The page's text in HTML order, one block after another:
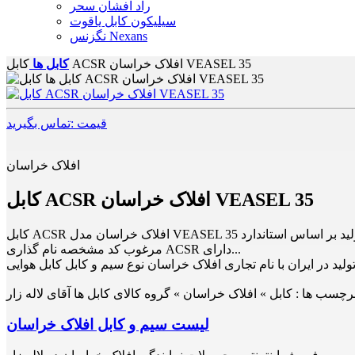
راد افشان سحر
سیلیکون کابل یاقوت
نگزنس Nexans
کابل ها کابل ACSR افلاک خراسان VEASEL 35
قیمت :تماس بگیرید
افلاک خراسان
کابل ACSR افلاک خراسان VEASEL 35
کابل ACSR افلاک خراسان مدل VEASEL 35 تولید بر اساس استاندارد BS 215 مناسب ترین جایگزین برای کابل های مسی ولتاژ نامی 20 کیلوولت قابل استفاده برای خطوط توزیع برق هوایی تولید با متریال
مرغوب کد مشخصه نام گذاری ACSR دارای...
تولید در ایران با نام تجاری افلاک خراسان نوع سیم و کابل کابل هوایی
ها : کابل » افلاک خراسان » گروه کالای کابل ها آقای لاله زار
لیست سیم و کابل افلاک خراسان